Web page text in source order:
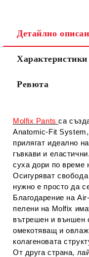
Съгласен съм с
Ние ще се свържем с
Детайлно
Характеристики
Ревюта
Molfix Pants са
Anatomic-Fit
прилягат идеално
гъвкави и
суха дори по време
Осигуряват
нужно е просто да
Благодарение на
пелени на Molfix
вътрешен и външен
омекотяващ и
колагеновата
От друга страна,